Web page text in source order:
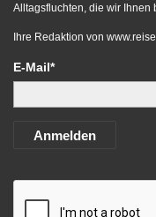
Alltagsfluchten, die wir Ihnen
Ihre Redaktion von
E-Mail*
Anmelden